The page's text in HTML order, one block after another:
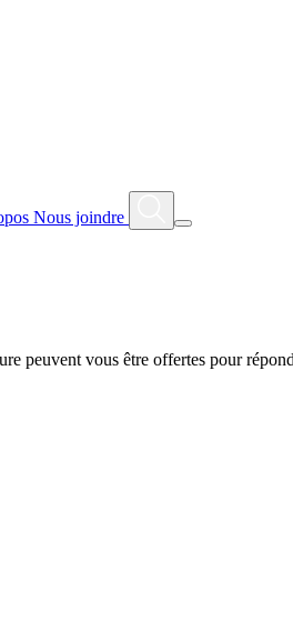
Nous joindre
peuvent vous être offertes pour